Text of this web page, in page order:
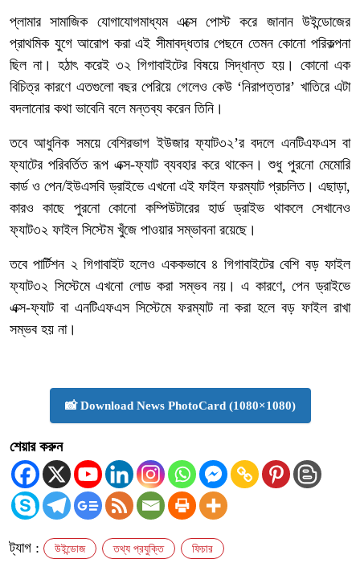
প্লামার সামাজিক যোগাযোগমাধ্যম এক্সে পোস্ট করে জানান উইন্ডোজের
প্রাথমিক যুগে আরোপ করা এই সীমাবদ্ধতার পেছনে তেমন কোনো পরিকল্পনা
ছিল না। হঠাৎ করেই ৩২ গিগাবাইটের বিষয়ে সিদ্ধান্ত হয়। কোনো এক
বিচিত্র কারণে এতগুলো বছর পেরিয়ে গেলেও কেউ ‘নিরাপত্তার’ খাতিরে এটা
বদলানোর কথা ভাবেনি বলে মন্তব্য করেন তিনি।
তবে আধুনিক সময়ে বেশিরভাগ ইউজার ফ্যাট৩২’র বদলে এনটিএফএস বা
ফ্যাটের পরিবর্তিত রূপ এক্স-ফ্যাট ব্যবহার করে থাকেন। শুধু পুরনো মেমোরি
কার্ড ও পেন/ইউএসবি ড্রাইভে এখনো এই ফাইল ফরম্যাট প্রচলিত। এছাড়া,
কারও কাছে পুরনো কোনো কম্পিউটারের হার্ড ড্রাইভ থাকলে সেখানেও
ফ্যাট৩২ ফাইল সিস্টেম খুঁজে পাওয়ার সম্ভাবনা রয়েছে।
তবে পার্টিশন ২ গিগাবাইট হলেও এককভাবে ৪ গিগাবাইটের বেশি বড় ফাইল
ফ্যাট৩২ সিস্টেমে এখনো লোড করা সম্ভব নয়। এ কারণে, পেন ড্রাইভে
এক্স-ফ্যাট বা এনটিএফএস সিস্টেমে ফরম্যাট না করা হলে বড় ফাইল রাখা
সম্ভব হয় না।
📸 Download News PhotoCard (1080×1080)
শেয়ার করুন
ট্যাগ : উইন্ডোজ তথ্য প্রযুক্তি ফিচার